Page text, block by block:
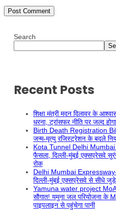
Search
Recent Posts
शिक्षा मंत्री मदन दिलावर के
धरना, ट्रांसफर नीति पर जल्द
Birth Death Registration
जन्म-मृत्यु रजिस्ट्रेशन के बदले
Kota Tunnel Delhi
फैसला, दिल्ली-मुंबई एक्सप्रेसवे
रोक
Delhi Mumbai Expressway-
दिल्ली-मुंबई एक्सप्रेसवे से सीधे
Yamuna water project MoA
सौगात! यमुना जल परियोजना के
पाइपलाइन से पहुंचेगा पानी